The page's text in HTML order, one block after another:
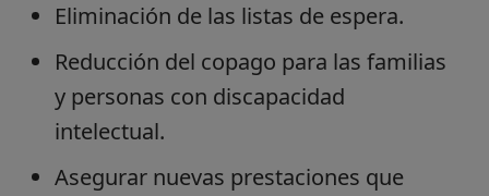
Eliminación de las listas de espera.
Reducción del copago para las familias
y personas con discapacidad
intelectual.
Asegurar nuevas prestaciones que